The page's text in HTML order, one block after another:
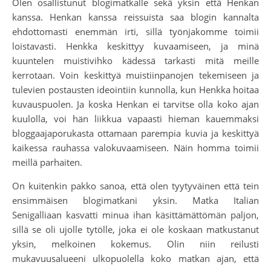
kanssa. Henkan kanssa reissuista saa blogin kannalta
ehdottomasti enemmän irti, sillä työnjakomme toimii
loistavasti. Henkka keskittyy kuvaamiseen, ja minä
kuuntelen muistivihko kädessä tarkasti mitä meille
kerrotaan. Voin keskittyä muistiinpanojen tekemiseen ja
tulevien postausten ideointiin kunnolla, kun Henkka hoitaa
kuvauspuolen. Ja koska Henkan ei tarvitse olla koko ajan
kuulolla, voi hän liikkua vapaasti hieman kauemmaksi
bloggaajaporukasta ottamaan parempia kuvia ja keskittyä
kaikessa rauhassa valokuvaamiseen. Näin homma toimii
meillä parhaiten.
On kuitenkin pakko sanoa, että olen tyytyväinen että tein
ensimmäisen blogimatkani yksin. Matka Italian
Senigalliaan kasvatti minua ihan käsittämättömän paljon,
sillä se oli ujolle tytölle, joka ei ole koskaan matkustanut
yksin, melkoinen kokemus. Olin niin reilusti
mukavuusalueeni ulkopuolella koko matkan ajan, että